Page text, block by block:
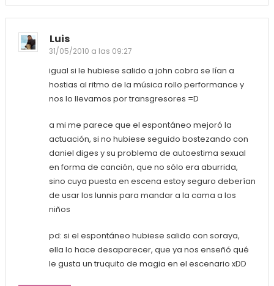
Luis
31/05/2010 a las 09:27
igual si le hubiese salido a john cobra se lían a
hostias al ritmo de la música rollo performance y
nos lo llevamos por transgresores =D
a mi me parece que el espontáneo mejoró la
actuación, si no hubiese seguido bostezando con
daniel diges y su problema de autoestima sexual
en forma de canción, que no sólo era aburrida,
sino cuya puesta en escena estoy seguro deberían
de usar los lunnis para mandar a la cama a los
niños
pd: si el espontáneo hubiese salido con soraya,
ella lo hace desaparecer, que ya nos enseñó qué
le gusta un truquito de magia en el escenario xDD